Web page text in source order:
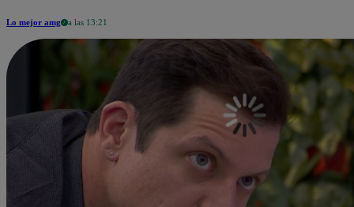
Lo mejor amg a las 13:21